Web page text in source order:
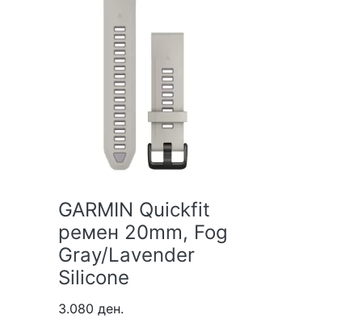
GARMIN Quickfit
ремен 20mm, Fog
Gray/Lavender
Silicone
3.080 ден.